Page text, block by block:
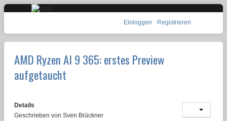
Einloggen Registrieren
AMD Ryzen AI 9 365: erstes Preview
aufgetaucht
Details
Geschrieben von Sven Brückner